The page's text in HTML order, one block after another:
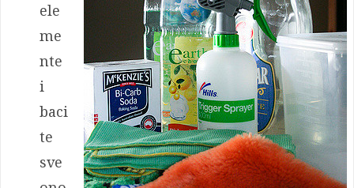
ele
me
nte
i
baci
te
sve